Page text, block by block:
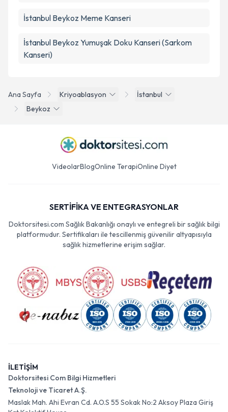
Ana Sayfa Kriyoablasyon
İstanbul
Beykoz
İstanbul Beykoz Meme Kanseri
İstanbul Beykoz Yumuşak Doku Kanseri (Sarkom
Kanseri)
VideolarBlogOnline TerapiOnline Diyet
SERTİFİKA VE ENTEGRASYONLAR
Doktorsitesi.com Sağlık Bakanlığı onaylı ve entegreli bir sağlık bilgi
platformudur. Sertifikaları ile tescillenmiş güvenilir altyapısıyla
sağlık hizmetlerine erişim sağlar.
İLETİŞİM
Doktorsitesi Com Bilgi Hizmetleri
Teknoloji ve Ticaret A.Ş.
Maslak Mah. Ahi Evran Cd. A.O.S 55 Sokak No:2 Aksoy Plaza Giriş